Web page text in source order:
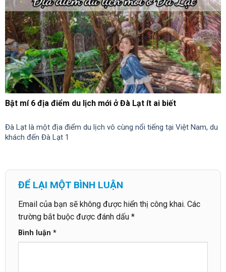
Bật mí 6 địa điểm du lịch mới ở Đà Lạt ít ai biết
Đà Lạt là một địa điểm du lịch vô cùng nổi tiếng tại Việt Nam, du
khách đến Đà Lạt 1
ĐỂ LẠI MỘT BÌNH LUẬN
Email của bạn sẽ không được hiển thị công khai. Các
trường bắt buộc được đánh dấu *
Bình luận *